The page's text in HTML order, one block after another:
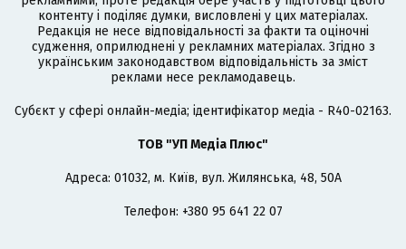
контенту і поділяє думки, висловлені у цих матеріалах.
Редакція не несе відповідальності за факти та оціночні
судження, оприлюднені у рекламних матеріалах. Згідно з
українським законодавством відповідальність за зміст
реклами несе рекламодавець.
Cубєкт у сфері онлайн-медіа; ідентифікатор медіа - R40-02163.
ТОВ "УП Медіа Плюс"
Адреса: 01032, м. Київ, вул. Жилянська, 48, 50А
Телефон: +380 95 641 22 07